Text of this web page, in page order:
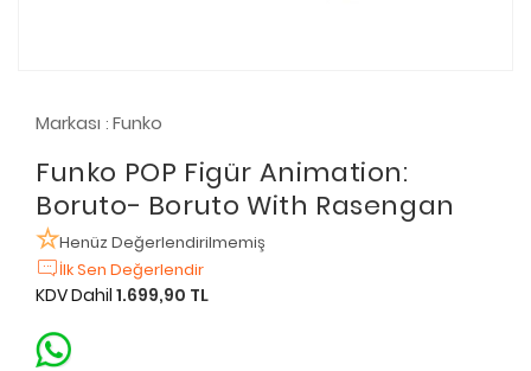
Markası : Funko
Funko POP Figür Animation:
Boruto- Boruto With Rasengan
Henüz Değerlendirilmemiş
İlk Sen Değerlendir
KDV Dahil 1.699,90 TL